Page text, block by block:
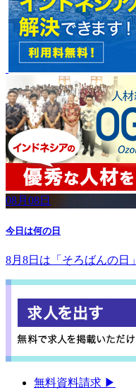
08月08日
今日は何の日
8月8日は「そろばんの日」
無料資料請求 ▶︎